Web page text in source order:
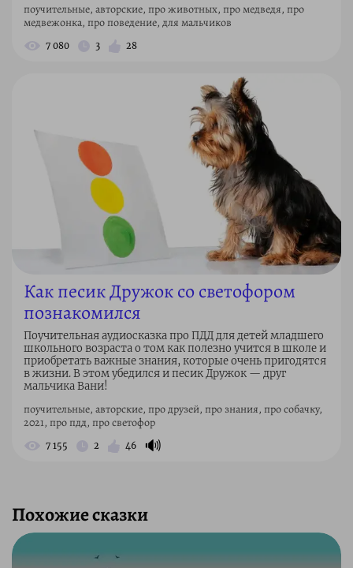
поучительные, авторские, про животных, про медведя, про
медвежонка, про поведение, для мальчиков
7 080 3 28
Как песик Дружок со светофором
познакомился
Поучительная аудиосказка про ПДД для детей младшего
школьного возраста о том как полезно учится в школе и
приобретать важные знания, которые очень пригодятся
в жизни. В этом убедился и песик Дружок — друг
мальчика Вани!
поучительные, авторские, про друзей, про знания, про собачку,
2021, про пдд, про светофор
7 155 2 46 🔊
Похожие сказки